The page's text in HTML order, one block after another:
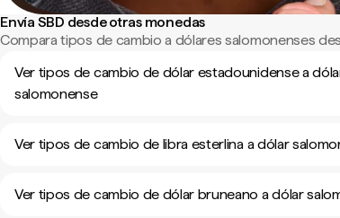
Envía SBD desde otras monedas
Compara tipos de cambio a dólares salomonenses
Ver tipos de cambio de dólar estadounidense a
salomonense
Ver tipos de cambio de libra esterlina a dólar
Ver tipos de cambio de dólar bruneano a dólar